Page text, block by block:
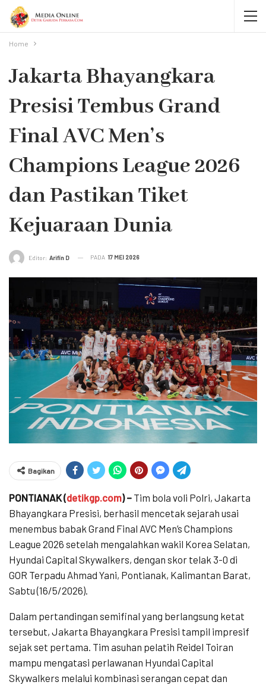
Home
Jakarta Bhayangkara
Presisi Tembus Grand
Final AVC Men’s
Champions League 2026
dan Pastikan Tiket
Kejuaraan Dunia
Editor: Arifin D PADA 17 MEI 2026
Bagikan
PONTIANAK (detikgp.com) – Tim bola voli Polri, Jakarta
Bhayangkara Presisi, berhasil mencetak sejarah usai
menembus babak Grand Final AVC Men’s Champions
League 2026 setelah mengalahkan wakil Korea Selatan,
Hyundai Capital Skywalkers, dengan skor telak 3-0 di
GOR Terpadu Ahmad Yani, Pontianak, Kalimantan Barat,
Sabtu (16/5/2026).
Dalam pertandingan semifinal yang berlangsung ketat
tersebut, Jakarta Bhayangkara Presisi tampil impresif
sejak set pertama. Tim asuhan pelatih Reidel Toiran
mampu mengatasi perlawanan Hyundai Capital
Skywalkers melalui kombinasi serangan cepat dan